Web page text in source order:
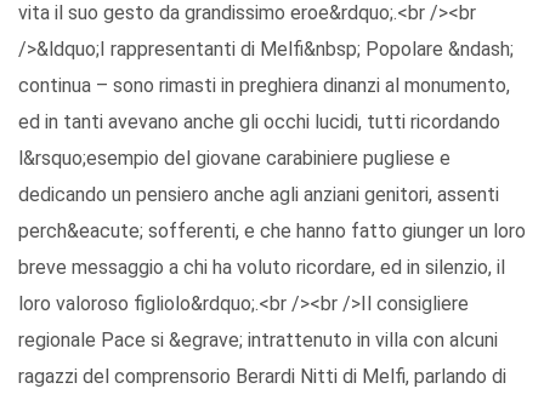
vita il suo gesto da grandissimo eroe&rdquo;.<br /><br
/>&ldquo;I rappresentanti di Melfi&nbsp; Popolare &ndash;
continua – sono rimasti in preghiera dinanzi al monumento,
ed in tanti avevano anche gli occhi lucidi, tutti ricordando
l&rsquo;esempio del giovane carabiniere pugliese e
dedicando un pensiero anche agli anziani genitori, assenti
perch&eacute; sofferenti, e che hanno fatto giunger un loro
breve messaggio a chi ha voluto ricordare, ed in silenzio, il
loro valoroso figliolo&rdquo;.<br /><br />Il consigliere
regionale Pace si &egrave; intrattenuto in villa con alcuni
ragazzi del comprensorio Berardi Nitti di Melfi, parlando di